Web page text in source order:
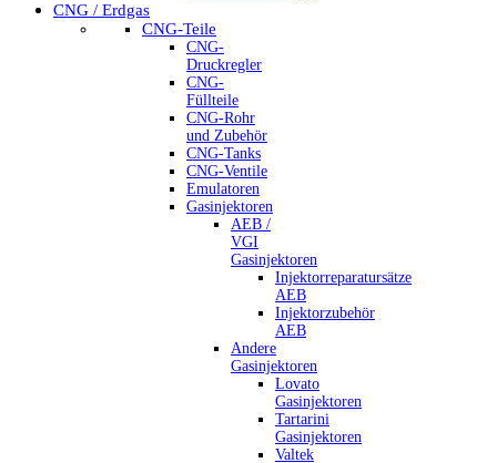
CNG / Erdgas
CNG-Teile
CNG-
Druckregler
CNG-
Füllteile
CNG-Rohr
und Zubehör
CNG-Tanks
CNG-Ventile
Emulatoren
Gasinjektoren
AEB /
VGI
Gasinjektoren
Injektorreparatursätze
AEB
Injektorzubehör
AEB
Andere
Gasinjektoren
Lovato
Gasinjektoren
Tartarini
Gasinjektoren
Valtek